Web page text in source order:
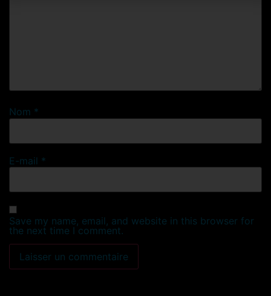
Nom *
E-mail *
Save my name, email, and website in this browser for
the next time I comment.